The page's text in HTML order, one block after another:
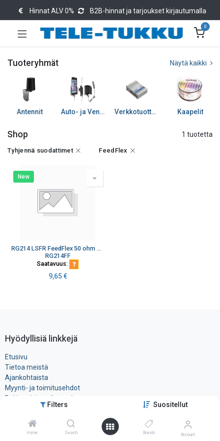
Filters Suositellut
Home Search Brands Account
Hinnat ALV 0% B2B-hinnat ja tarjoukset kirjautumalla
0
Tuoteryhmät Näytä kaikki
Antennit Auto- ja Venetarvikkeet Verkkotuotteet Kaapelit
Shop 1 tuotetta
Tyhjennä suodattimet FeedFlex
New
RG214 LSFR FeedFlex 50 ohm 2.25/8.6mm Ø10,80 mm 50 ohm Hopeoitu K100
RG214FF
Saatavuus:
9,65€
Hyödyllisiä linkkejä
Etusivu
Tietoa meistä
Ajankohtaista
Myynti- ja toimitusehdot
Rekisteri- ja ​evästeseloste
Ota yhteyttä